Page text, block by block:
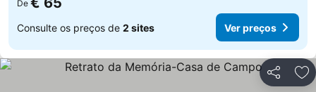
De
Consulte os preços de 2 sites Ver preços
Partilhar